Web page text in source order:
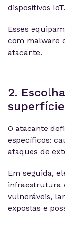
dispositivos IoT.
Esses
com malware
atacante.
2.
O atacante
específicos:
ataques de
Em seguida,
infraestrutura
vulneráveis,
expostas e